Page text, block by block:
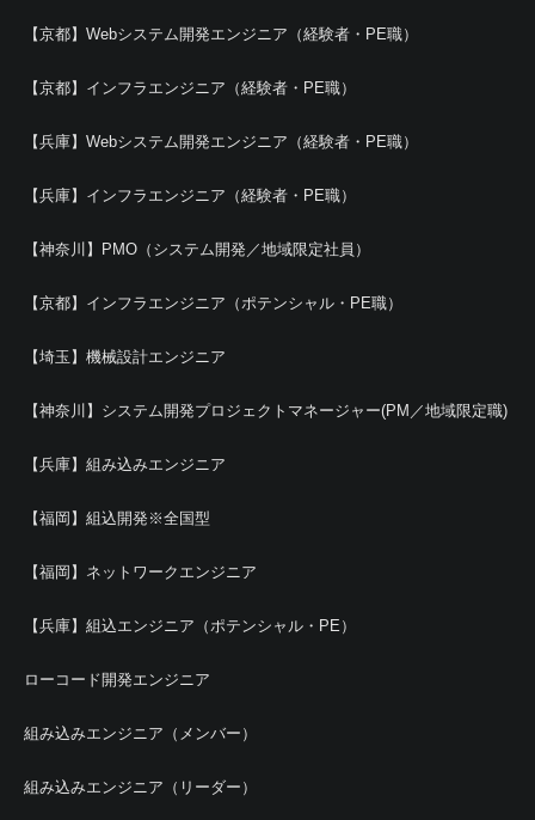
【京都】Webシステム開発エンジニア（経験者・PE職）
【京都】インフラエンジニア（経験者・PE職）
【兵庫】Webシステム開発エンジニア（経験者・PE職）
【兵庫】インフラエンジニア（経験者・PE職）
【神奈川】PMO（システム開発／地域限定社員）
【京都】インフラエンジニア（ポテンシャル・PE職）
【埼玉】機械設計エンジニア
【神奈川】システム開発プロジェクトマネージャー(PM／地域限定職)
【兵庫】組み込みエンジニア
【福岡】組込開発※全国型
【福岡】ネットワークエンジニア
【兵庫】組込エンジニア（ポテンシャル・PE）
ローコード開発エンジニア
組み込みエンジニア（メンバー）
組み込みエンジニア（リーダー）